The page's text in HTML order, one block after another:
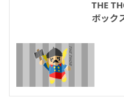
THE
ボック